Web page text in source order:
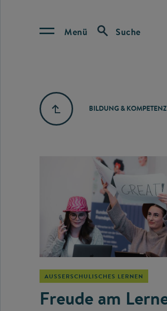
Menü Suche
BILDUNG &
AUSSERSCHULISCHES LERNEN
Freude am